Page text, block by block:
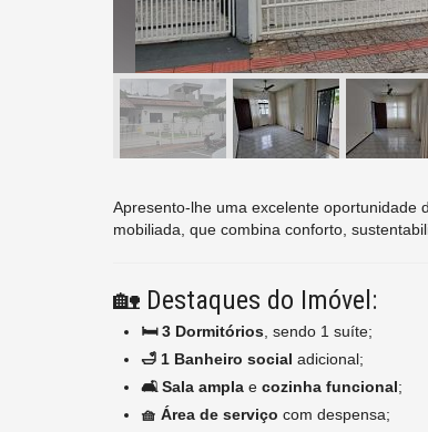
Apresento-lhe uma excelente oportunidade
mobiliada, que combina conforto,
🏡 Destaques do Imóvel:
🛏️ 3 Dormitórios , sendo 1 suíte;
🛁 1 Banheiro social adicional;
🛋️ Sala ampla e cozinha funcional;
🧺 Área de serviço com despensa;